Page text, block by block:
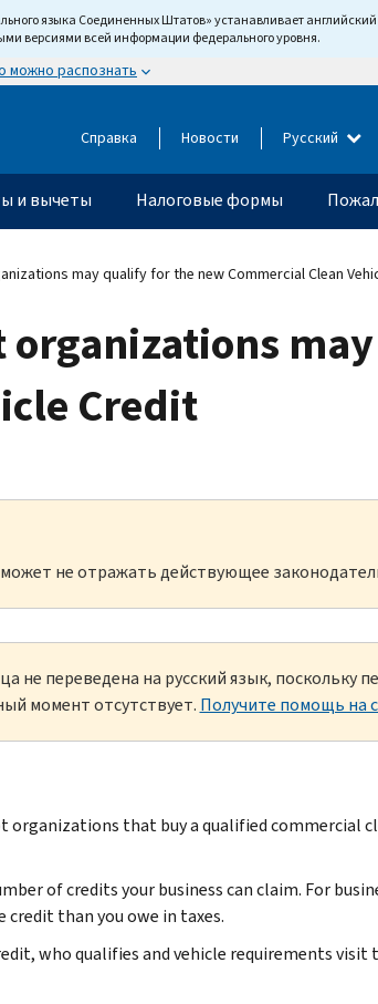
языка Соединенных Штатов» устанавливает
версиями всей информации федерального уровня.
можно распознать
Справка Новости Русский
и вычеты Налоговые формы
may qualify for the new Commercial Clean
organizations
Credit
не отражать действующее
не переведена на русский язык, поскольку
момент отсутствует. Получите помощь на
organizations that buy a qualified commercial
of credits your business can claim. For
than you owe in taxes.
who qualifies and vehicle requirements visit